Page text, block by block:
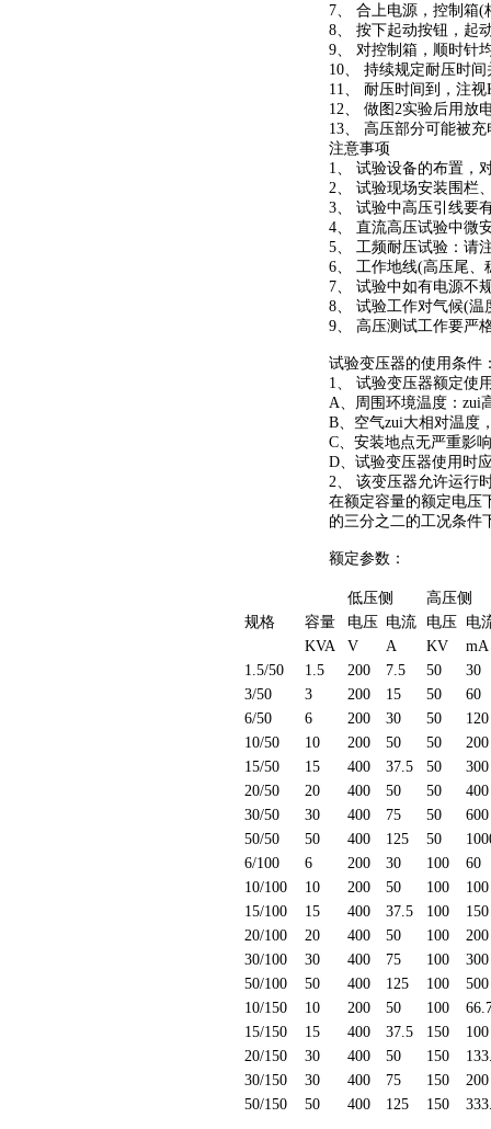
7、 合上电源，控制箱
8、 按下起动按钮，起
9、 对控制箱，顺时针
10、 持续规定耐压时
11、 耐压时间到，注
12、 做图2实验后用放
13、 高压部分可能被
注意事项
1、 试验设备的布置，
2、 试验现场安装围栏
3、 试验中高压引线要
4、 直流高压试验中微
5、 工频耐压试验：请
6、 工作地线(高压尾
7、 试验中如有电源不
8、 试验工作对气候(温
9、 高压测试工作要严
试验变压器的使用条件
1、 试验变压器额定使
A、周围环境温度：
B、空气zui大相对温度
C、安装地点无严重影
D、试验变压器使用时
2、 该变压器允许运行
在额定容量的额定电压
的三分之二的工况条件
额定参数：
规格
容量
KVA
低压侧
高压侧
电压
V
电流
A
电压
KV
电
mA
1.5/50
1.5 200 7.5 50
30
3/50
3 200 15 50
60
6/50
6 200 30 50
120
10/50
10 200 50 50
200
15/50
15 400 37.5 50
300
20/50
20 400 50 50
400
30/50
30 400 75 50
600
50/50
50 400 125 50
6/100
6 200 30 100
60
10/100
10 200 50 100
100
15/100
15 400 37.5 100
150
20/100
20 400 50 100
200
30/100
30 400 75 100
300
50/100
50 400 125 100
500
10/150
10 200 50 100
15/150
15 400 37.5 150
100
20/150
30 400 50 150
30/150
30 400 75 150
200
50/150
50 400 125 150